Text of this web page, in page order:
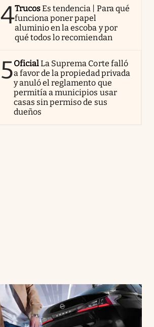
4TrucosEs tendencia | Para qué
funciona poner papel
aluminio en la escoba y por
qué todos lo recomiendan
5OficialLa Suprema Corte falló
a favor de la propiedad privada
y anuló el reglamento que
permitía a municipios usar
casas sin permiso de sus
dueños